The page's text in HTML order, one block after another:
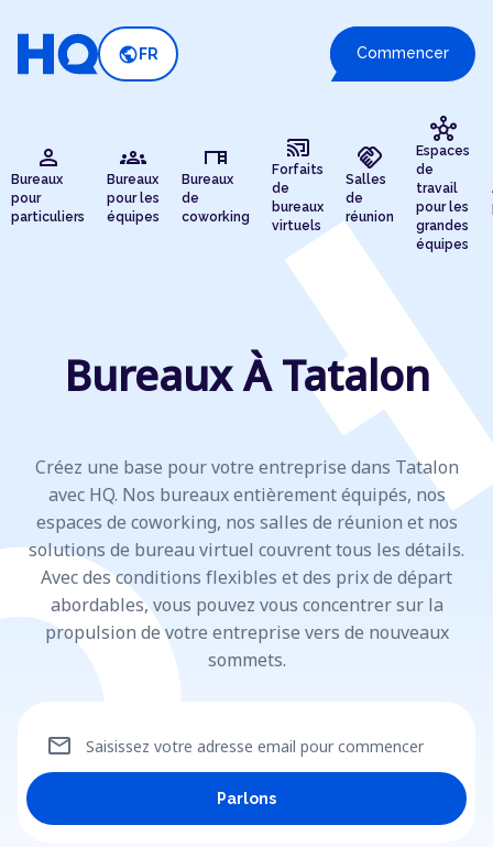
public FR Commencer
person
Bureaux
pour
particuliers
groups
Bureaux
pour les
équipes
desk
Bureaux
de
coworking
cast_connected
Forfaits
de
bureaux
virtuels
handshake
Salles
de
réunion
hub
Espaces
de
travail
pour les
grandes
équipes
Bureaux À Tatalon
Créez une base pour votre entreprise dans Tatalon
avec HQ. Nos bureaux entièrement équipés, nos
espaces de coworking, nos salles de réunion et nos
solutions de bureau virtuel couvrent tous les détails.
Avec des conditions flexibles et des prix de départ
abordables, vous pouvez vous concentrer sur la
propulsion de votre entreprise vers de nouveaux
sommets.
Saisissez votre adresse email pour commencer
mail
Parlons